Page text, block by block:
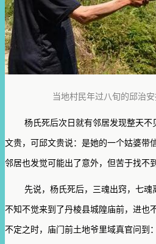
当地村民年过八旬的邱治
杨氏死后次日就有邻居发现整天
文贵，可邱文贵说：是她的一个姑婆带
邻居也发觉可能出了意外，但苦于找不
先说，杨氏死后，三魂出窍，七魂
不知不觉来到了丹棱县城隍庙前，进也
不定之时，庙门前土地爷里域真官问到